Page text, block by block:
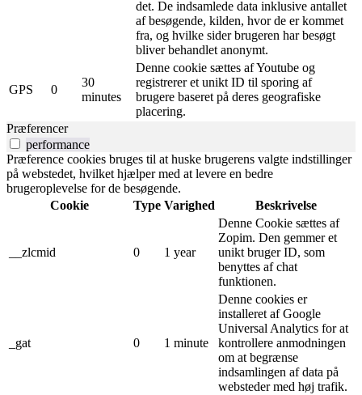
det. De indsamlede data inklusive antallet
af besøgende, kilden, hvor de er kommet
fra, og hvilke sider brugeren har besøgt
bliver behandlet anonymt.
GPS 0
30
minutes
Denne cookie sættes af Youtube og
registrerer et unikt ID til sporing af
brugere baseret på deres geografiske
placering.
Præferencer
performance
Præference cookies bruges til at huske brugerens valgte indstillinger
på webstedet, hvilket hjælper med at levere en bedre
brugeroplevelse for de besøgende.
Cookie
Type Varighed Beskrivelse
__zlcmid 0 1 year
Denne Cookie sættes af
Zopim. Den gemmer et
unikt bruger ID, som
benyttes af chat
funktionen.
_gat 0 1 minute
Denne cookies er
installeret af Google
Universal Analytics for at
kontrollere anmodningen
om at begrænse
indsamlingen af ​​data på
websteder med høj trafik.